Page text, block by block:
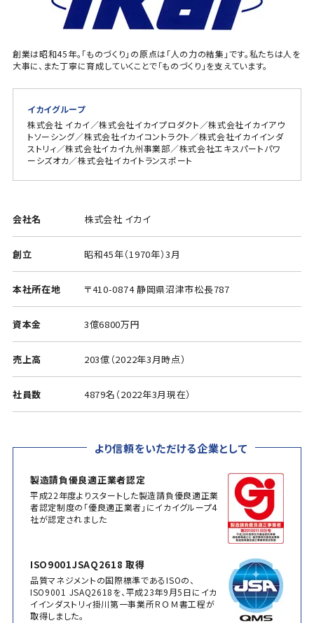
創業は昭和45年。「ものづくり」の原点は「人の力の結集」です。私たちは人を
大事に、また丁寧に育成していくことで「ものづくり」を支えています。
イカイグループ
株式会社 イカイ／株式会社イカイプロダクト／株式会社イカイアウ
トソーシング／株式会社イカイコントラクト／株式会社イカイインダ
ストリィ／株式会社イカイ九州事業部／株式会社エキスパートパワ
ーシズオカ／株式会社イカイトランスポート
会社名 株式会社 イカイ
創立 昭和45年（1970年）3月
本社所在地 〒410-0874 静岡県沼津市松長787
資本金 3億6800万円
売上高 203億（2022年3月時点）
社員数 4879名（2022年3月現在）
より信頼をいただける企業として
製造請負優良適正業者認定
平成22年度よりスタートした製造請負優良適正業
者認定制度の「優良適正業者」にイカイグループ4
社が認定されました
ISO9001JSAQ2618 取得
品質マネジメントの国際標準であるISOの、
ISO9001 JSAQ2618を、平成23年9月5日にイカ
イインダストリィ掛川第一事業所ＲＯＭ書工程が
取得しました。